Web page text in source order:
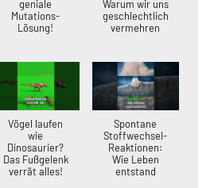
geniale
Mutations-
Lösung!
Warum wir uns
geschlechtlich
vermehren
Vögel laufen
wie
Dinosaurier?
Das Fußgelenk
verrät alles!
Spontane
Stoffwechsel-
Reaktionen:
Wie Leben
entstand